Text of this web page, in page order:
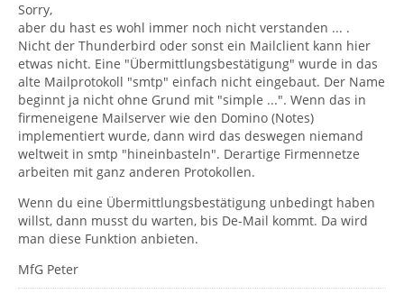
Sorry,
aber du hast es wohl immer noch nicht verstanden ... .
Nicht der Thunderbird oder sonst ein Mailclient kann hier
etwas nicht. Eine "Übermittlungsbestätigung" wurde in das
alte Mailprotokoll "smtp" einfach nicht eingebaut. Der Name
beginnt ja nicht ohne Grund mit "simple ...". Wenn das in
firmeneigene Mailserver wie den Domino (Notes)
implementiert wurde, dann wird das deswegen niemand
weltweit in smtp "hineinbasteln". Derartige Firmennetze
arbeiten mit ganz anderen Protokollen.
Wenn du eine Übermittlungsbestätigung unbedingt haben
willst, dann musst du warten, bis De-Mail kommt. Da wird
man diese Funktion anbieten.
MfG Peter